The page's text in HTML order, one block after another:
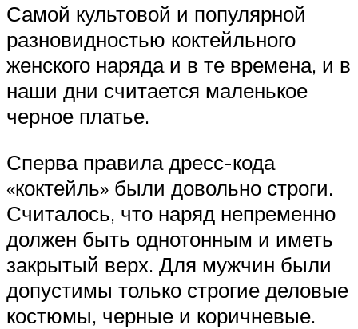
Самой культовой и популярной
разновидностью коктейльного
женского наряда и в те времена, и в
наши дни считается маленькое
черное платье.
Сперва правила дресс-кода
«коктейль» были довольно строги.
Считалось, что наряд непременно
должен быть однотонным и иметь
закрытый верх. Для мужчин были
допустимы только строгие деловые
костюмы, черные и коричневые.